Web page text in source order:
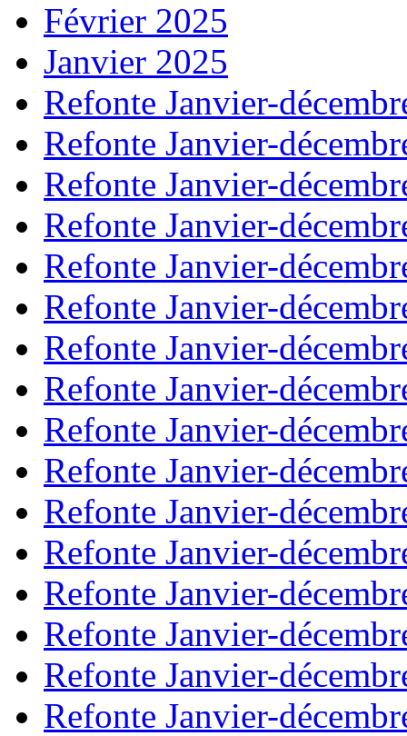
Février 2025
Janvier 2025
Refonte Janvier-
Refonte Janvier-
Refonte Janvier-
Refonte Janvier-
Refonte Janvier-
Refonte Janvier-
Refonte Janvier-
Refonte Janvier-
Refonte Janvier-
Refonte Janvier-
Refonte Janvier-
Refonte Janvier-
Refonte Janvier-
Refonte Janvier-
Refonte Janvier-
Refonte Janvier-